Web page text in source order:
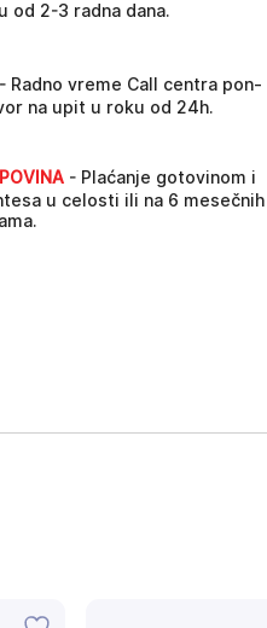
od 2-3 radna dana.
- Radno vreme Call centra pon-
na upit u roku od 24h.
- Plaćanje gotovinom i
u celosti ili na 6 mesečnih